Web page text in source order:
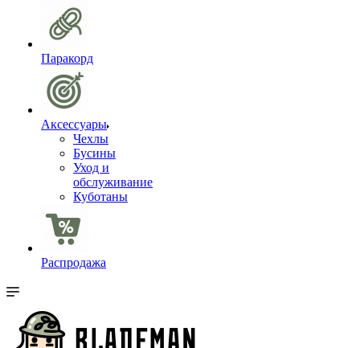
Паракорд
Аксессуары
Чехлы
Бусины
Уход и
обслуживание
Куботаны
Распродажа